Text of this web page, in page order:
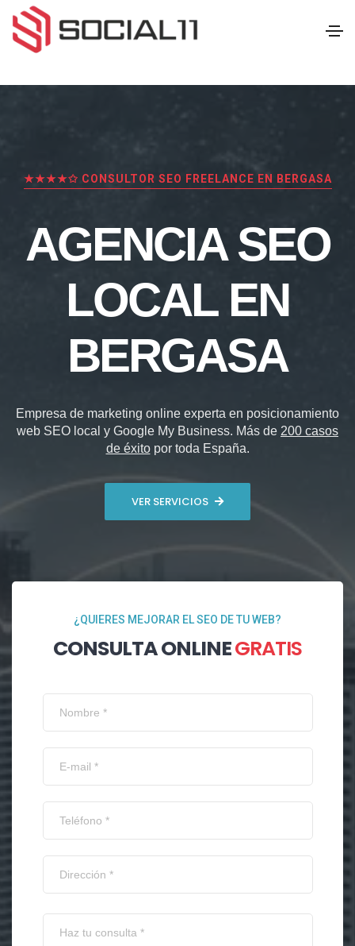
★★★★✩ CONSULTOR SEO FREELANCE EN BERGASA
AGENCIA SEO
LOCAL EN
BERGASA
Empresa de marketing online experta en posicionamiento
web SEO local y Google My Business. Más de 200 casos
de éxitopor toda España.
VER SERVICIOS
¿QUIERES MEJORAR EL SEO DE TU WEB?
CONSULTA ONLINEGRATIS